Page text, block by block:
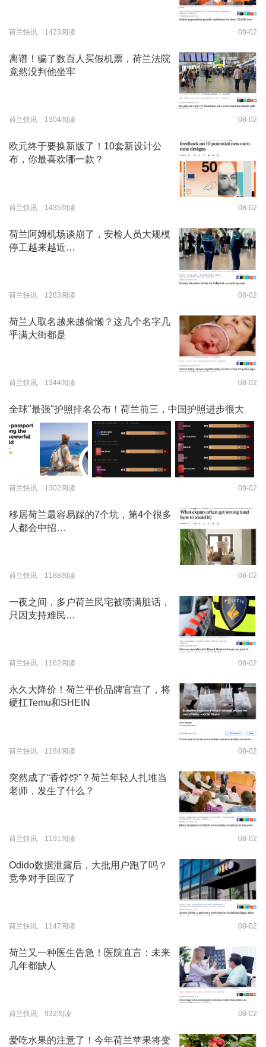
荷兰快讯 1423阅读 08-02
离谱！骗了数百人买假机票，荷兰法院
竟然没判他坐牢
荷兰快讯 1304阅读 08-02
欧元终于要换新版了！10套新设计公
布，你最喜欢哪一款？
荷兰快讯 1435阅读 08-02
荷兰阿姆机场谈崩了，安检人员大规模
停工越来越近…
荷兰快讯 1283阅读 08-02
荷兰人取名越来越偷懒？这几个名字几
乎满大街都是
荷兰快讯 1344阅读 08-02
全球"最强"护照排名公布！荷兰前三，中国护照进步很大
荷兰快讯 1302阅读 08-02
移居荷兰最容易踩的7个坑，第4个很多
人都会中招…
荷兰快讯 1188阅读 08-02
一夜之间，多户荷兰民宅被喷满脏话，
只因支持难民…
荷兰快讯 1162阅读 08-02
永久大降价！荷兰平价品牌官宣了，将
硬扛Temu和SHEIN
荷兰快讯 1184阅读 08-02
突然成了“香饽饽”？荷兰年轻人扎堆当
老师，发生了什么？
荷兰快讯 1191阅读 08-02
Odido数据泄露后，大批用户跑了吗？
竞争对手回应了
荷兰快讯 1147阅读 08-02
荷兰又一种医生告急！医院直言：未来
几年都缺人
荷兰快讯 932阅读 08-02
爱吃水果的注意了！今年荷兰苹果将变